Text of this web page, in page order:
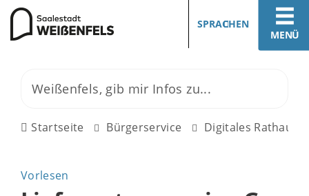
MENÜ
SPRACHEN
Startseite Bürgerservice Digitales Rathaus
Vorlesen